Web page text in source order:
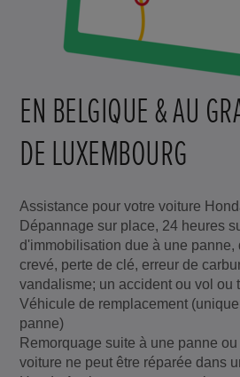
EN BELGIQUE & AU
DE LUXEMBOURG
Assistance pour votre voiture
Dépannage sur place, 24 heures
d'immobilisation due à une panne,
crevé, perte de clé, erreur de
vandalisme; un accident ou vol ou
Véhicule de remplacement
panne)
Remorquage suite à une panne
voiture ne peut être réparée dans